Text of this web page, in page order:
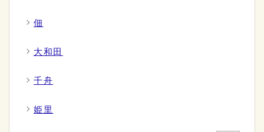
佃
大和田
千舟
姫里